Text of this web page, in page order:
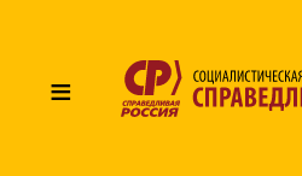
≡